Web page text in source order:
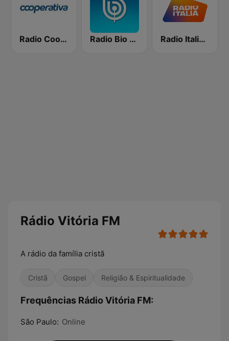
Radio Cooperativa Radio Bio Bio Santiago Radio Italia solomusicaitaliana
Rádio Vitória FM
A rádio da família cristã
Cristã Gospel Religião & Espiritualidade
Frequências Rádio Vitória FM:
São Paulo: Online